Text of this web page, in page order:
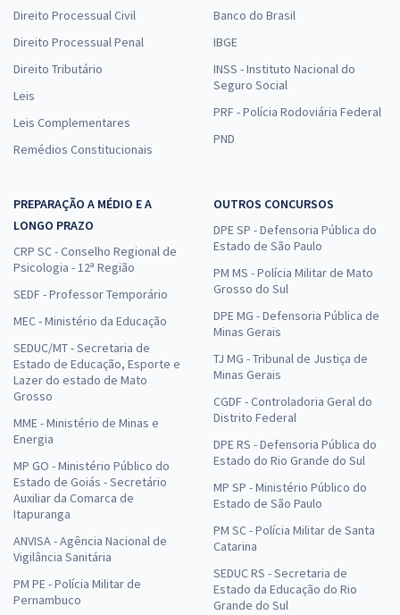
Direito Processual Civil
Direito Processual Penal
Direito Tributário
Leis
Leis Complementares
Remédios Constitucionais
Banco do Brasil
IBGE
INSS - Instituto Nacional do
Seguro Social
PRF - Polícia Rodoviária Federal
PND
PREPARAÇÃO A MÉDIO E A
LONGO PRAZO
CRP SC - Conselho Regional de
Psicologia - 12ª Região
SEDF - Professor Temporário
MEC - Ministério da Educação
SEDUC/MT - Secretaria de
Estado de Educação, Esporte e
Lazer do estado de Mato
Grosso
MME - Ministério de Minas e
Energia
MP GO - Ministério Público do
Estado de Goiás - Secretário
Auxiliar da Comarca de
Itapuranga
ANVISA - Agência Nacional de
Vigilância Sanitária
PM PE - Polícia Militar de
Pernambuco
OUTROS CONCURSOS
DPE SP - Defensoria Pública do
Estado de São Paulo
PM MS - Polícia Militar de Mato
Grosso do Sul
DPE MG - Defensoria Pública de
Minas Gerais
TJ MG - Tribunal de Justiça de
Minas Gerais
CGDF - Controladoria Geral do
Distrito Federal
DPE RS - Defensoria Pública do
Estado do Rio Grande do Sul
MP SP - Ministério Público do
Estado de São Paulo
PM SC - Polícia Militar de Santa
Catarina
SEDUC RS - Secretaria de
Estado da Educação do Rio
Grande do Sul